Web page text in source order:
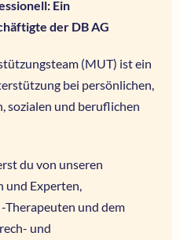
Ein
der DB AG
(MUT) ist ein
bei persönlichen,
sozialen und beruflichen
du von unseren
Experten,
und dem
und